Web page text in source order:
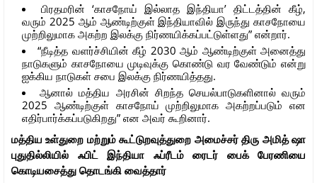
பிரதமரின் ‘காசநோய் இல்லாத இந்தியா’ திட்டத்தின் கீழ்,
வரும் 2025 ஆம் ஆண்டிற்குள் இந்தியாவில் இருந்து காசநோயை
முற்றிலுமாக அகற்ற இலக்கு நிர்ணயிக்கப்பட்டுள்ளது” என்றார்.
“நீடித்த வளர்ச்சியின் கீழ் 2030 ஆம் ஆண்டிற்குள் அனைத்து
நாடுகளும் காசநோயை முடிவுக்கு கொண்டு வர வேண்டும் என்று
ஐக்கிய நாடுகள் சபை இலக்கு நிர்ணயித்தது.
ஆனால் மத்திய அரசின் சிறந்த செயல்பாடுகளினால் வரும்
2025 ஆண்டிற்குள் காசநோய் முற்றிலுமாக அகற்றப்படும் என
எதிர்பார்க்கப்படுகிறது” என அவர் கூறினார்.
மத்திய உள்துறை மற்றும் கூட்டுறவுத்துறை அமைச்சர் திரு அமித் ஷா
புதுதில்லியில் ஃபிட் இந்தியா ஃப்ரீடம் ரைடர் பைக் பேரணியை
கொடியசைத்து தொடங்கி வைத்தார்